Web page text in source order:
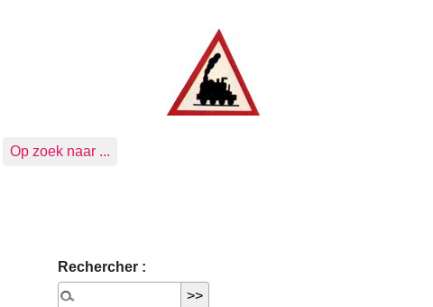
Op zoek naar ...
Rechercher :